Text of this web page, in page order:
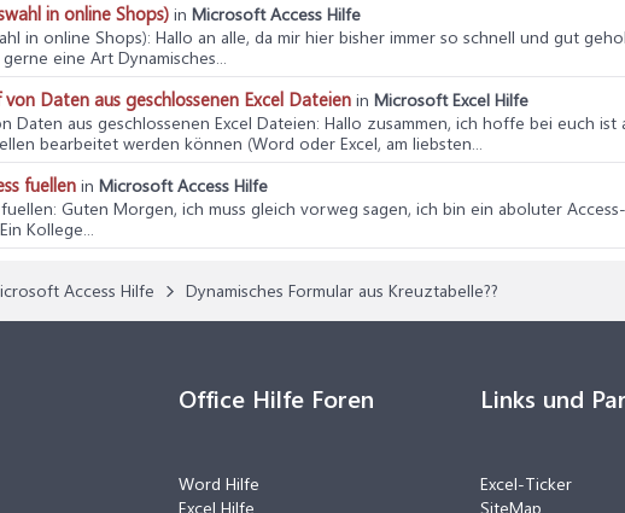
in online Shops) in Microsoft Access Hilfe
in online Shops): Hallo an alle, da mir hier bisher immer so schnell und gut
eine Art Dynamisches...
Daten aus geschlossenen Excel Dateien in Microsoft Excel Hilfe
Daten aus geschlossenen Excel Dateien: Hallo zusammen, ich hoffe bei euch
bearbeitet werden können (Word oder Excel, am liebsten...
fuellen in Microsoft Access Hilfe
: Guten Morgen, ich muss gleich vorweg sagen, ich bin ein aboluter
Kollege...
Access Hilfe Dynamisches Formular aus Kreuztabelle??
Office Hilfe Foren
Word Hilfe
Excel Hilfe
Links und
Excel-Ticker
SiteMap